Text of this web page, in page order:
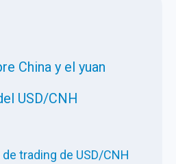
China y el yuan
USD/CNH
trading de USD/CNH